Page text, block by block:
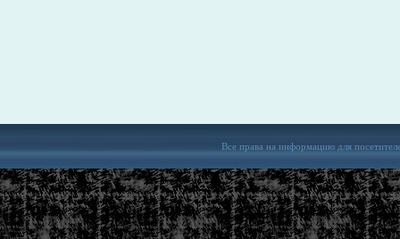
Все права на информацию для